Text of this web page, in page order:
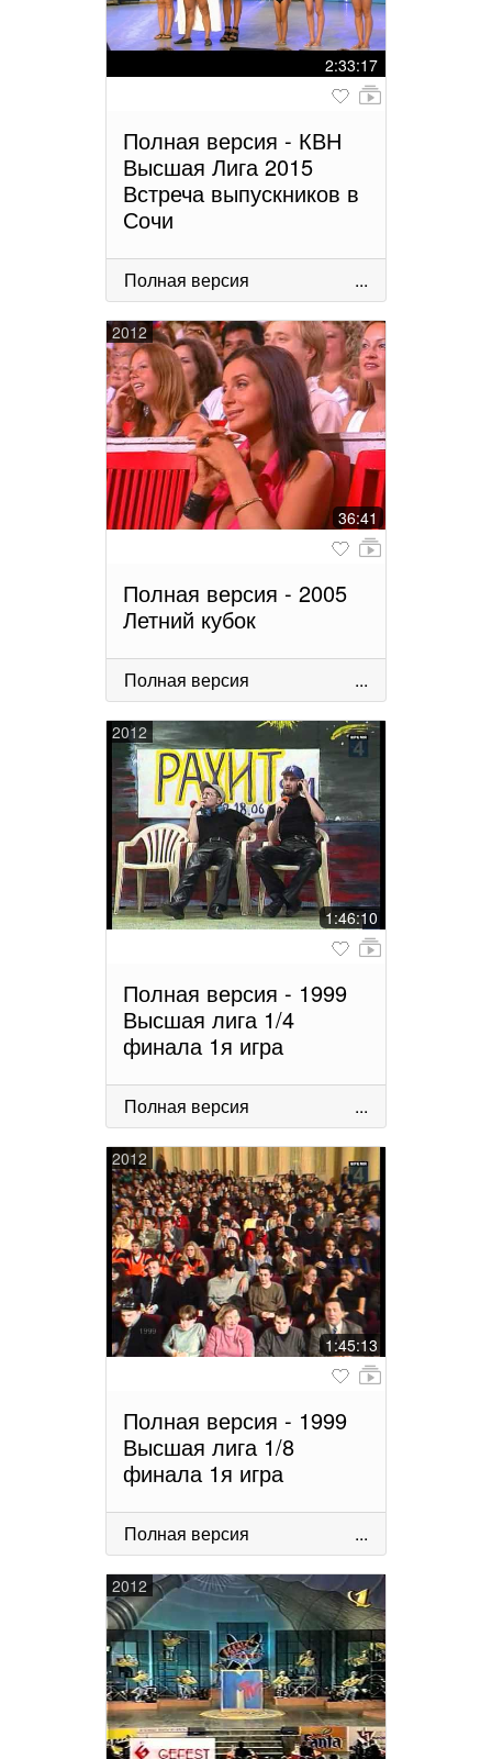
2:33:17
Полная версия - КВН
Высшая Лига 2015
Встреча выпускников в
Сочи
Полная версия ...
2012
36:41
Полная версия - 2005
Летний кубок
Полная версия ...
2012
1:46:10
Полная версия - 1999
Высшая лига 1/4
финала 1я игра
Полная версия ...
2012
1:45:13
Полная версия - 1999
Высшая лига 1/8
финала 1я игра
Полная версия ...
2012